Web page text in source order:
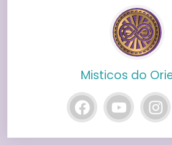
Misticos do